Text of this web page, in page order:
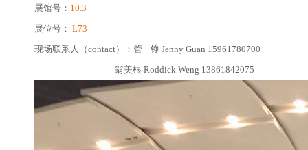
展馆号： 10.3
展位号： L73
现场联系人（contact）：管 铮 Jenny Guan 15961780700
翁美根 Roddick Weng 13861842075